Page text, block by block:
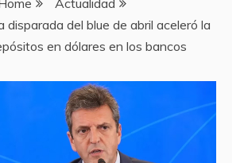
Actualidad
disparada del blue de abril aceleró la
en dólares en los bancos